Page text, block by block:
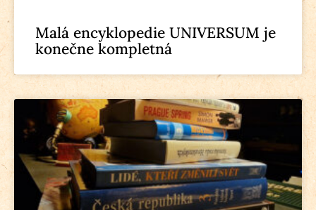
Malá encyklopedie UNIVERSUM je
konečne kompletná